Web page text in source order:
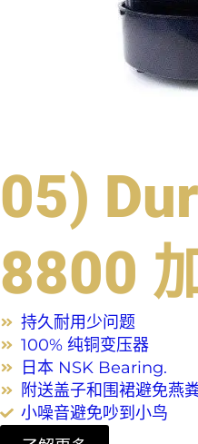
05)
8800
持久耐用少问题
100% 纯铜变压器
日本 NSK Bearing.
附送盖子和围裙避免燕
小噪音避免吵到小鸟